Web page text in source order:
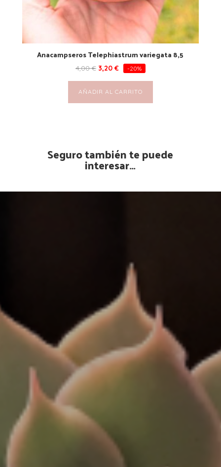
Anacampseros Telephiastrum variegata 8,5
4,00€ 3,20 € -20%
AÑADIR AL CARRITO
Seguro también te puede
interesar…